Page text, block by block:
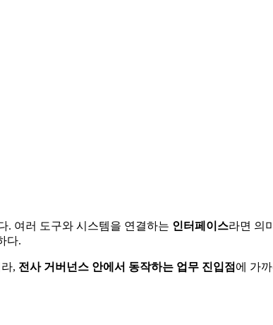
. 여러 도구와 시스템을 연결하는 인터페이스라면 의
다.
, 전사 거버넌스 안에서 동작하는 업무 진입점 에 가